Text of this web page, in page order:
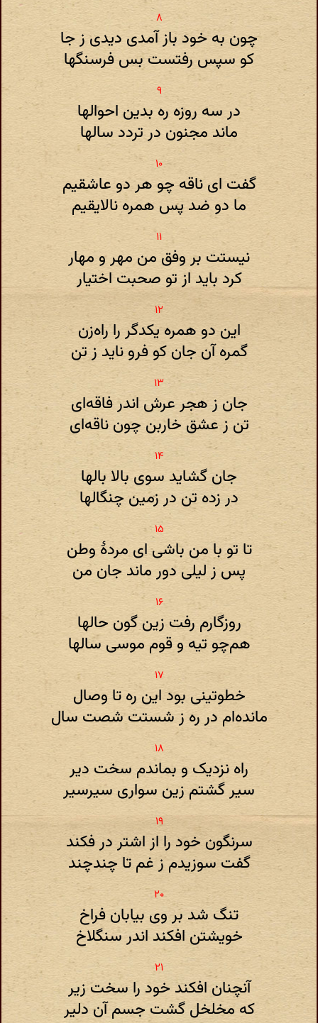
چون به خود باز آمدی دیدی ز جا
کو سپس رفتست بس فرسنگها
در سه روزه ره بدین احوالها
ماند مجنون در تردد سالها
گفت ای ناقه چو هر دو عاشقیم
ما دو ضد پس همره نالایقیم
نیستت بر وفق من مهر و مهار
کرد باید از تو صحبت اختیار
این دو همره یکدگر را راه‌زن
گمره آن جان کو فرو ناید ز تن
جان ز هجر عرش اندر فاقه‌ای
تن ز عشق خاربن چون ناقه‌ای
جان گشاید سوی بالا بالها
در زده تن در زمین چنگالها
تا تو با من باشی ای مردهٔ وطن
پس ز لیلی دور ماند جان من
روزگارم رفت زین گون حالها
هم‌چو تیه و قوم موسی سالها
خطوتینی بود این ره تا وصال
مانده‌ام در ره ز شستت شصت سال
راه نزدیک و بماندم سخت دیر
سیر گشتم زین سواری سیرسیر
سرنگون خود را از اشتر در فکند
گفت سوزیدم ز غم تا چندچند
تنگ شد بر وی بیابان فراخ
خویشتن افکند اندر سنگلاخ
آنچنان افکند خود را سخت زیر
که مخلخل گشت جسم آن دلیر